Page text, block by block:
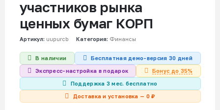
участников рынка
ценных бумаг КОРП
Артикул: uupurcb Категория: Финансы
В наличии
Бесплатная демо-версия 30 дней
Экспресс-настройка в подарок
Бонус до 35%
Поддержка 3 мес. бесплатно
Доставка и установка — 0 ₽